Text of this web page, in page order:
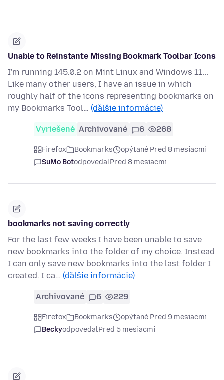
Unable to Reinstante Missing Bookmark Toolbar Icons
I'm running 145.0.2 on Mint Linux and Windows 11...
Like many other users, I have an issue in which
roughly half of the icons representing bookmarks on
my Bookmarks Tool… (ďalšie informácie)
Vyriešené Archivované 6 268
Firefox Bookmarks
opýtané Pred 8 mesiacmi
SuMo BotodpovedalPred 8 mesiacmi
bookmarks not saving correctly
For the last few weeks I have been unable to save
new bookmarks into the folder of my choice. Instead
I can only save new bookmarks into the last folder I
created. I ca… (ďalšie informácie)
Archivované 6 229
Firefox Bookmarks
opýtané Pred 9 mesiacmi
BeckyodpovedalPred 5 mesiacmi